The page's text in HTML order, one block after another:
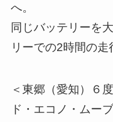
へ。
同じバッテリーを
リーでの2時間の走
＜東郷（愛知）６
ド・エコノ・ムー